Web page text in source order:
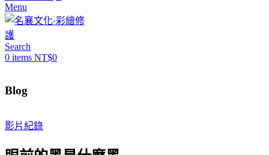
Menu
Search
0 items NT$0
Blog
影片紀錄